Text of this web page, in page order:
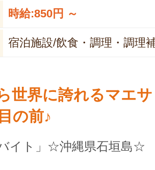
時給:850円 ～
宿泊施設/飲食・調理・調理
世界に誇れるマエ
の前♪
バイト」☆沖縄県石垣島☆